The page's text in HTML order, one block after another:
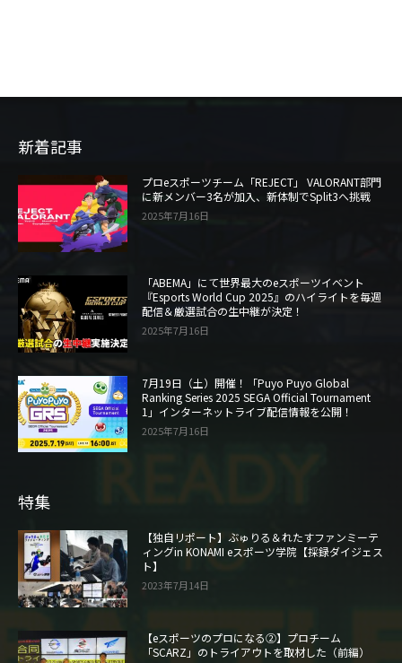
新着記事
プロeスポーツチーム「REJECT」 VALORANT部門
に新メンバー3名が加入、新体制でSplit3へ挑戦
2025年7月16日
「ABEMA」にて世界最大のeスポーツイベント
『Esports World Cup 2025』のハイライトを毎週
配信＆厳選試合の生中継が決定！
2025年7月16日
7月19日（土）開催！「Puyo Puyo Global
Ranking Series 2025 SEGA Official Tournament
1」インターネットライブ配信情報を公開！
2025年7月16日
特集
【独自リポート】ぶゅりる＆れたすファンミーテ
ィングin KONAMI eスポーツ学院【採録ダイジェス
ト】
2023年7月14日
【eスポーツのプロになる②】プロチーム
「SCARZ」のトライアウトを取材した（前編）